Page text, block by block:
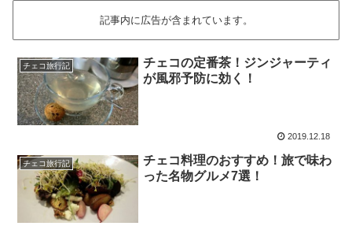
記事内に広告が含まれています。
チェコ旅行記
チェコの定番茶！ジンジャーティ
が風邪予防に効く！
2019.12.18
チェコ旅行記
チェコ料理のおすすめ！旅で味わ
った名物グルメ7選！